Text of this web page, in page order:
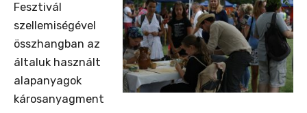
Fesztivál
szellemiségével
összhangban az
általuk használt
alapanyagok
károsanyagment